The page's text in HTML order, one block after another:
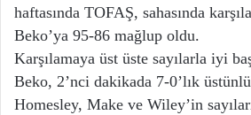
haftasında TOFAŞ, sahasında
Beko’ya 95-86 mağlup oldu.
Karşılamaya üst üste sayılarla iyi
Beko, 2’nci dakikada 7-0’lık
Homesley, Make ve Wiley’in